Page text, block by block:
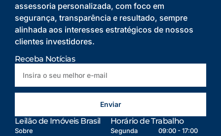
assessoria personalizada, com foco em
segurança, transparência e resultado, sempre
alinhada aos interesses estratégicos de nossos
clientes investidores.
Receba Notícias
Enviar
Leilão de Imóveis Brasil
Sobre
Horário de Trabalho
Segunda
09:00 - 17:00